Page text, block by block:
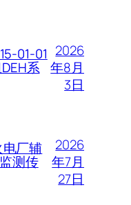
01-01
系
2026
年8月
3日
电厂辅
测传
2026
年7月
27日